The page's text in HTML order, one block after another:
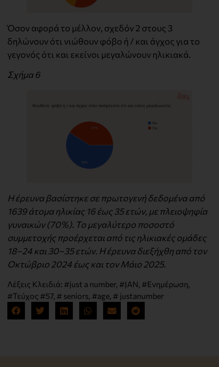
Όσον αφορά το μέλλον, σχεδόν 2 στους 3
δηλώνουν ότι νιώθουν φόβο ή / και άγχος για το
γεγονός ότι και εκείνοι μεγαλώνουν ηλικιακά.
Σχήμα 6
Η έρευνα βασίστηκε σε πρωτογενή δεδομένα από
1639 άτομα ηλικίας 16 έως 35 ετών, με πλειοψηφία
γυναικών (70%). Το μεγαλύτερο ποσοστό
συμμετοχής προέρχεται από τις ηλικιακές ομάδες
18–24 και 30–35 ετών. Η έρευνα διεξήχθη από τον
Οκτώβριο 2024 έως και τον Μάιο 2025.
Λέξεις Κλειδιά: #just a number, #JAN #Ενημέρωση
#Τεύχος #57, # seniors #age # justanumber